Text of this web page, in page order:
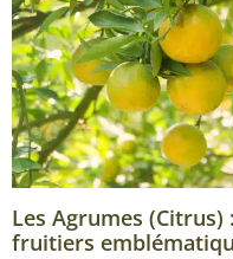
Les Agrumes
fruitiers